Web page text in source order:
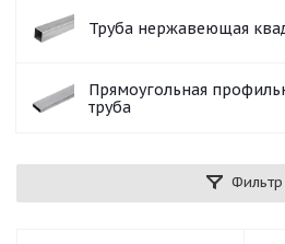
Труба нержавеющая
Прямоугольная
труба
Фильтр